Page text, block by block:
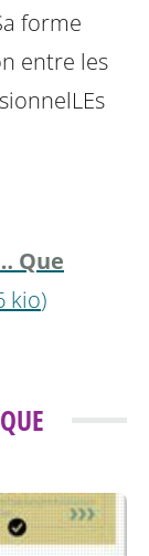
forme
entre les
Que
kio)